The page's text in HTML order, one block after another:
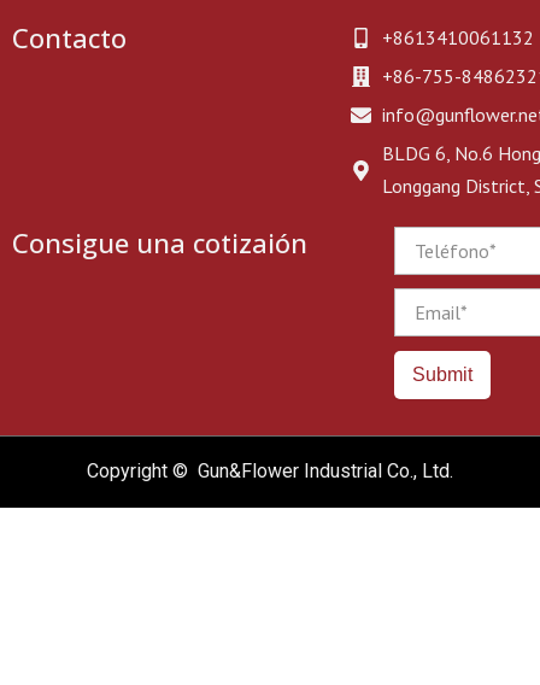
Contacto
+8613410061132
+86-755-
BLDG 6, No.6
Longgang District,
Consigue una cotizaión
Submit
Copyright © Gun&Flower Industrial Co., Ltd.